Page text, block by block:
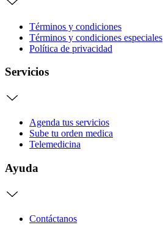
Términos y condiciones
Términos y condiciones especiales
Política de privacidad
Servicios
Agenda tus servicios
Sube tu orden medica
Telemedicina
Ayuda
Contáctanos